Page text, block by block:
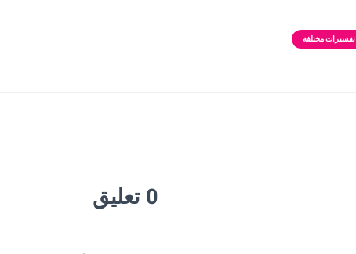
تفسيرات مختلفة
0 تعليق